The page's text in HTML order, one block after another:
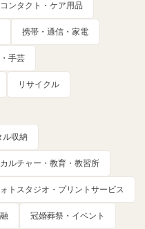
ンタクト・ケア用品
携帯・通信・家電
手芸
リサイクル
ル収納
ルチャー・教育・教習所
トスタジオ・プリントサービス
冠婚葬祭・イベント